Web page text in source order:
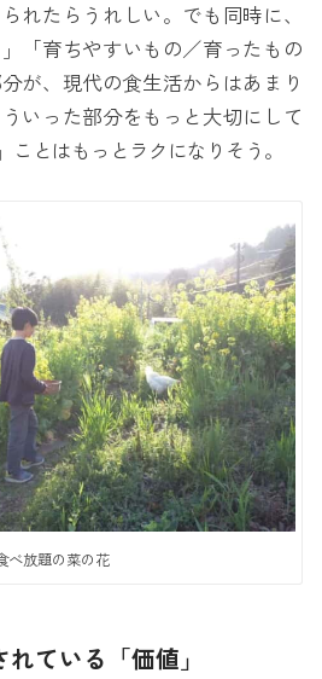
れたらうれしい。でも同時に、
「育ちやすいもの／育ったもの
が、現代の食生活からはあまり
いった部分をもっと大切にして
とはもっとラクになりそう。
べ放題の菜の花
ている「価値」